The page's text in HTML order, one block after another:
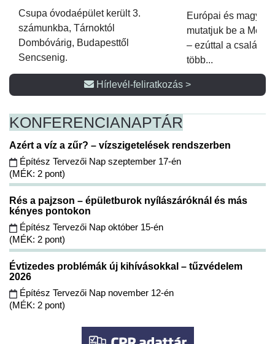
Csupa óvodaépület került 3.
számunkba, Tárnoktól
Dombóvárig, Budapesttől
Sencsenig.
Európai és magyar
mutatjuk be a
– ezúttal a családi
több...
Hírlevél-feliratkozás >
KONFERENCIANAPTÁR
Azért a víz a zűr? – vízszigetelések rendszerben
Építész Tervezői Nap szeptember 17-én
(MÉK: 2 pont)
Rés a pajzson – épületburok nyílászáróknál és más
kényes pontokon
Építész Tervezői Nap október 15-én
(MÉK: 2 pont)
Évtizedes problémák új kihívásokkal – tűzvédelem
2026
Építész Tervezői Nap november 12-én
(MÉK: 2 pont)